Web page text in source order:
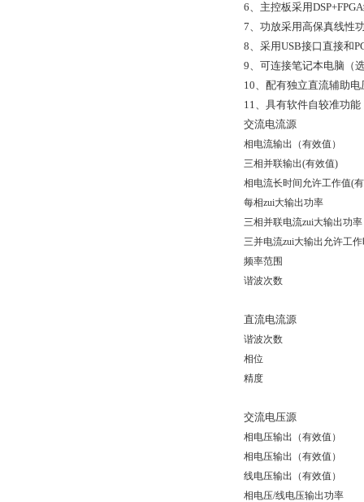
6、主控板采用
7、功放采用高保真线性
8、采用USB接口直接和
9、可连接笔记本电脑（
10、配有独立直流辅助
11、具有软件自较准功
交流电流源
相电流输出（有效值）
三相并联输出(有效值)
相电流长时间允许工作值(
每相zui大输出功率
三相并联电流zui大输出功率
三并电流zui大输出允许工
频率范围
谐波次数
直流电流源
谐波次数
相位
精度
交流电压源
相电压输出（有效值）
相电压输出（有效值）
线电压输出（有效值）
相电压/线电压输出功率